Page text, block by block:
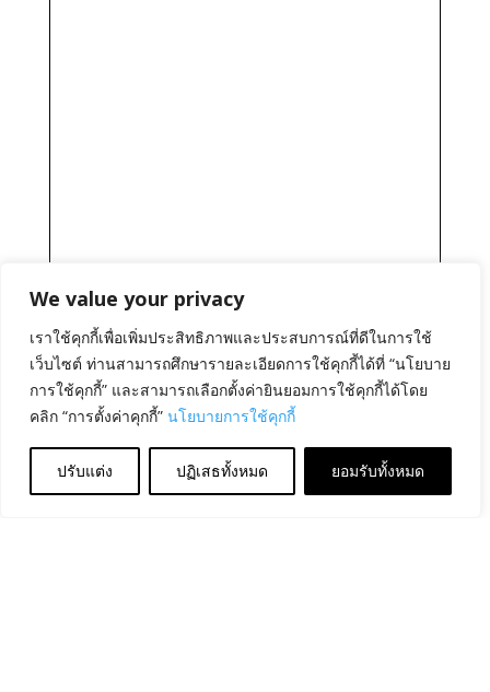
We value your privacy
เราใช้คุกกี้เพื่อเพิ่มประสิทธิภาพและประสบการณ์ที่ดีในการใช้
เว็บไซต์ ท่านสามารถศึกษารายละเอียดการใช้คุกกี้ได้ที่ “นโยบาย
การใช้คุกกี้” และสามารถเลือกตั้งค่ายินยอมการใช้คุกกี้ได้โดย
คลิก “การตั้งค่าคุกกี้” นโยบายการใช้คุกกี้
ปรับแต่ง ปฏิเสธทั้งหมด ยอมรับทั้งหมด